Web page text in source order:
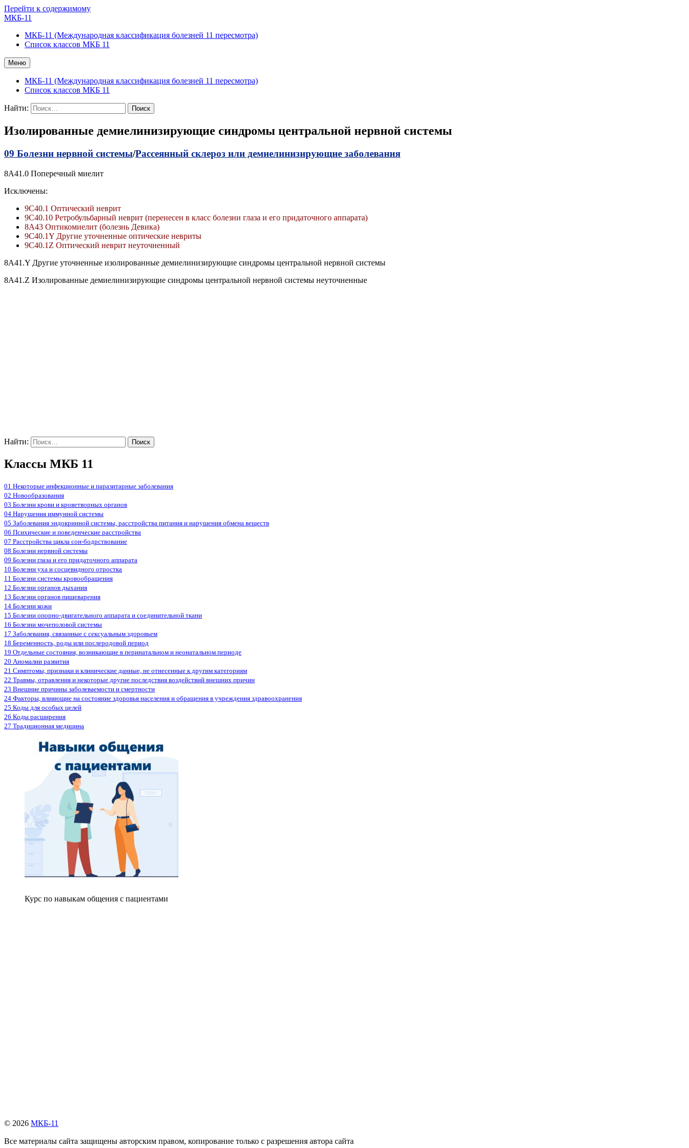
Перейти к содержимому
МКБ-11
МКБ-11 (Международная классификация болезней 11 пересмотра)
Список классов МКБ 11
Меню
МКБ-11 (Международная классификация болезней 11 пересмотра)
Список классов МКБ 11
Найти:
Изолированные демиелинизирующие синдромы центральной нервной системы
09 Болезни нервной системы/Рассеянный склероз или демиелинизирующие заболевания
8A41.0 Поперечный миелит
Исключены:
9C40.1 Оптический неврит
9C40.10 Ретробульбарный неврит (перенесен в класс болезни глаза и его придаточного аппарата)
8A43 Оптикомиелит (болезнь Девика)
9C40.1Y Другие уточненные оптические невриты
9C40.1Z Оптический неврит неуточненный
8A41.Y Другие уточненные изолированные демиелинизирующие синдромы центральной нервной системы
8A41.Z Изолированные демиелинизирующие синдромы центральной нервной системы неуточненные
Найти:
Классы МКБ 11
01 Некоторые инфекционные и паразитарные заболевания
02 Новообразования
03 Болезни крови и кроветворных органов
04 Нарушения иммунной системы
05 Заболевания эндокринной системы, расстройства питания и нарушения обмена веществ
06 Психические и поведенческие расстройства
07 Расстройства цикла сон-бодрствование
08 Болезни нервной системы
09 Болезни глаза и его придаточного аппарата
10 Болезни уха и сосцевидного отростка
11 Болезни системы кровообращения
12 Болезни органов дыхания
13 Болезни органов пищеварения
14 Болезни кожи
15 Болезни опорно-двигательного аппарата и соединительной ткани
16 Болезни мочеполовой системы
17 Заболевания, связанные с сексуальным здоровьем
18 Беременность, роды или послеродовой период
19 Отдельные состояния, возникающие в перинатальном и неонатальном периоде
20 Аномалии развития
21 Симптомы, признаки и клинические данные, не отнесенные к другим категориям
22 Травмы, отравления и некоторые другие последствия воздействий внешних причин
23 Внешние причины заболеваемости и смертности
24 Факторы, влияющие на состояние здоровья населения и обращения в учреждения здравоохранения
25 Коды для особых целей
26 Коды расширения
27 Традиционная медицина
Курс по навыкам общения с пациентами
© 2026 МКБ-11
Все материалы сайта защищены авторским правом, копирование только с разрешения автора сайта